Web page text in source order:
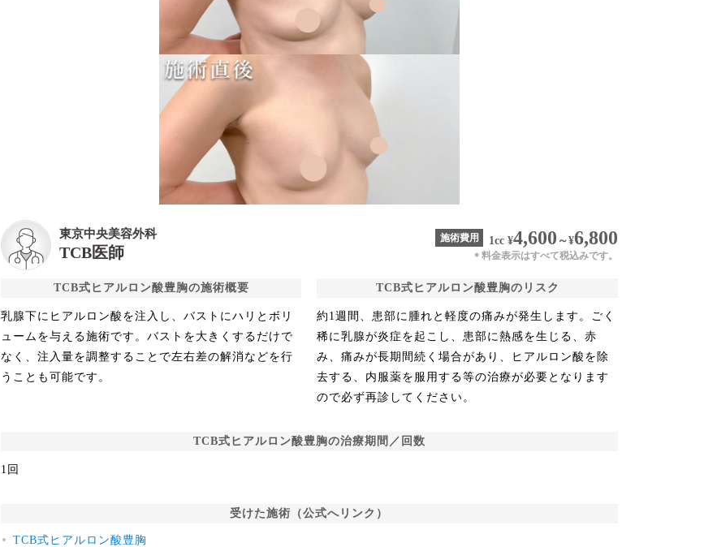
東京中央美容外科
TCB医師
施術費用 1cc ¥4,600 ～¥6,800
＊ 料金表示はすべて税込みです。
TCB式ヒアルロン酸豊胸の施術概要
乳腺下にヒアルロン酸を注入し、バストにハリとボリ
ュームを与える施術です。バストを大きくするだけで
なく、注入量を調整することで左右差の解消などを行
うことも可能です。
TCB式ヒアルロン酸豊胸のリスク
約1週間、患部に腫れと軽度の痛みが発生します。ごく
稀に乳腺が炎症を起こし、患部に熱感を生じる、赤
み、痛みが長期間続く場合があり、ヒアルロン酸を除
去する、内服薬を服用する等の治療が必要となります
ので必ず再診してください。
TCB式ヒアルロン酸豊胸の治療期間／回数
1回
受けた施術（公式へリンク）
TCB式ヒアルロン酸豊胸